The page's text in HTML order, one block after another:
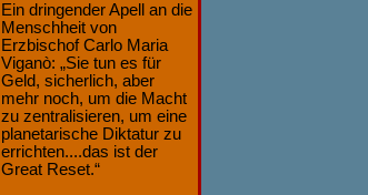
Ein dringender Apell an die
Menschheit von
Erzbischof Carlo Maria
Viganò: „Sie tun es für
Geld, sicherlich, aber
mehr noch, um die Macht
zu zentralisieren, um eine
planetarische Diktatur zu
errichten....das ist der
Great Reset.“